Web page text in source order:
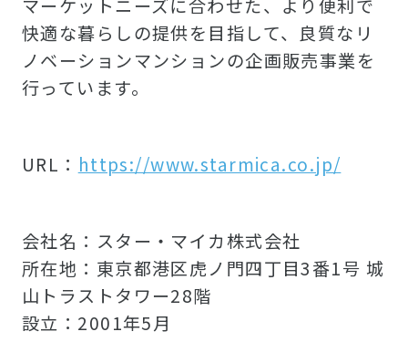
マーケットニーズに合わせた、より便利で
快適な暮らしの提供を目指して、良質なリ
ノベーションマンションの企画販売事業を
行っています。
URL： https://www.starmica.co.jp/
会社名：スター・マイカ株式会社
所在地：東京都港区虎ノ門四丁目3番1号 城
山トラストタワー28階
設立：2001年5月